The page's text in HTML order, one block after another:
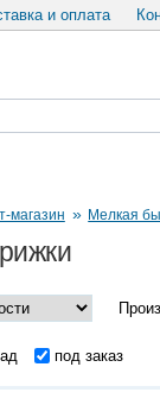
и оплата
магазин » Мелкая
под заказ